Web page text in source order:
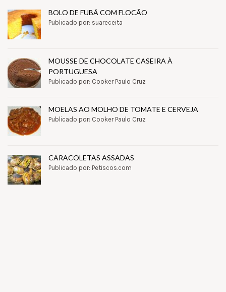
BOLO DE FUBÁ COM FLOCÃO
Publicado por: suareceita
MOUSSE DE CHOCOLATE CASEIRA À
PORTUGUESA
Publicado por: Cooker Paulo Cruz
MOELAS AO MOLHO DE TOMATE E CERVEJA
Publicado por: Cooker Paulo Cruz
CARACOLETAS ASSADAS
Publicado por: Petiscos.com